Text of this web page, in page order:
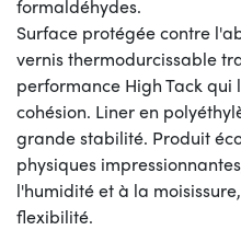
formaldéhydes.
Surface protégée contre
vernis thermodurcissable
performance High Tack qui
cohésion. Liner en
grande stabilité. Produit
physiques
l'humidité et à la
flexibilité.